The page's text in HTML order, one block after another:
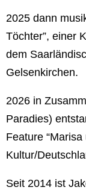
2025 dann
Töchter”, einer
dem
Gelsenkirchen.
2026 in
Paradies)
Feature
Kultur/
Seit 2014 ist